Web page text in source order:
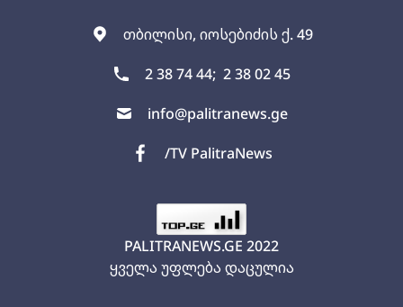
თბილისი, იოსებიძის ქ. 49
2 38 74 44; 2 38 02 45
info@palitranews.ge
/TV PalitraNews
PALITRANEWS.GE 2022
ყველა უფლება დაცულია